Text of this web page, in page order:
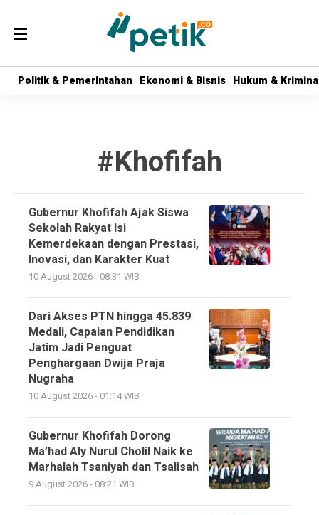
Politik & Pemerintahan Ekonomi & Bisnis Hukum &
Politik & Pemerintahan Ekonomi & Bisnis Hukum &
#Khofifah
Gubernur Khofifah Ajak Siswa
Sekolah Rakyat Isi
Kemerdekaan dengan Prestasi,
Inovasi, dan Karakter Kuat
10 August 2026 - 08:31 WIB
Dari Akses PTN hingga 45.839
Medali, Capaian Pendidikan
Jatim Jadi Penguat
Penghargaan Dwija Praja
Nugraha
10 August 2026 - 01:14 WIB
Gubernur Khofifah Dorong
Ma’had Aly Nurul Cholil Naik ke
Marhalah Tsaniyah dan Tsalisah
9 August 2026 - 08:21 WIB